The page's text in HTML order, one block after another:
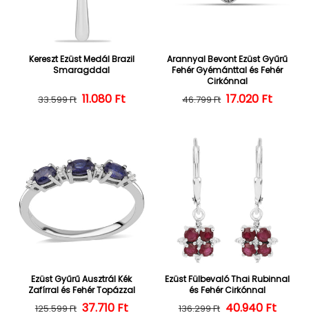
Kereszt Ezüst Medál Brazil
Smaragddal
Normál ár
33.599 Ft Kedvezményes ár
11.080 Ft
Arannyal Bevont Ezüst Gyűrű
Fehér Gyémánttal és Fehér
Cirkónnal
Normál ár
46.799 Ft 17.020 Ft
Ezüst Gyűrű Ausztrál Kék
Zafírral és Fehér Topázzal
Normál ár
125.599 Ft Kedvezményes ár
37.710 Ft
Ezüst Fülbevaló Thai Rubinnal
és Fehér Cirkónnal
Normál ár
136.299 Ft 40.940 Ft